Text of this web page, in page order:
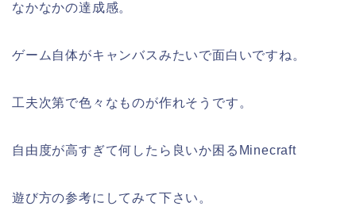
なかなかの達成感。
ゲーム自体がキャンバスみたいで面白いですね。
工夫次第で色々なものが作れそうです。
自由度が高すぎて何したら良いか困るMinecraft
遊び方の参考にしてみて下さい。